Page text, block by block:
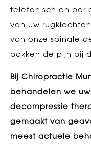
telefonisch en per
van uw
van onze spinale
pakken de pijn bij
Bij Chiropractie
behandelen we
decompressie
gemaakt van
meest actuele